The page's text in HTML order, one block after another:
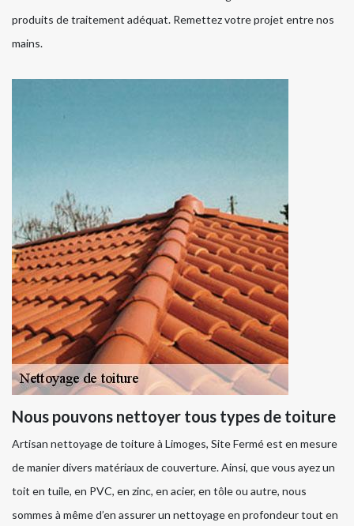
produits de traitement adéquat. Remettez votre projet entre nos
mains.
Nous pouvons nettoyer tous types de toiture
Artisan nettoyage de toiture à Limoges, Site Fermé est en mesure
de manier divers matériaux de couverture. Ainsi, que vous ayez un
toit en tuile, en PVC, en zinc, en acier, en tôle ou autre, nous
sommes à même d’en assurer un nettoyage en profondeur tout en